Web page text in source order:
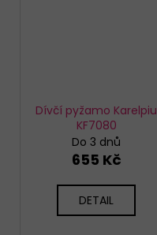
Dívčí pyžamo Karelpiu
KF7080
Do 3 dnů
655 Kč
DETAIL